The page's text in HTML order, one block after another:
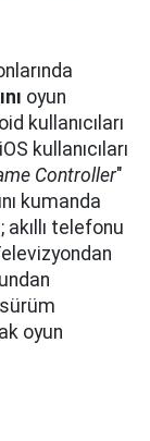
oyun
kullanıcıları
kullanıcıları
Controller"
kumanda
telefonu
oyun